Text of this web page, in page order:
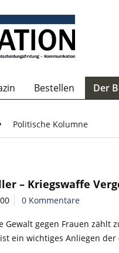
Bestellen Der
Politische Kolumne
– Kriegswaffe
0 Kommentare
Gewalt gegen Frauen zählt
ein wichtiges Anliegen